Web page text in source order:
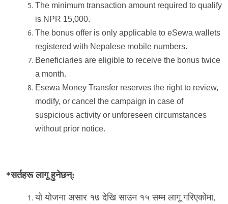
The minimum transaction amount required to qualify
is NPR 15,000.
The bonus offer is only applicable to eSewa wallets
registered with Nepalese mobile numbers.
Beneficiaries are eligible to receive the bonus twice
a month.
Esewa Money Transfer reserves the right to review,
modify, or cancel the campaign in case of
suspicious activity or unforeseen circumstances
without prior notice.
*सर्तहरू लागू हुनेछन्:
यो योजना असार १७ देखि साउन १५ सम्म लागू गरिएकोमा,